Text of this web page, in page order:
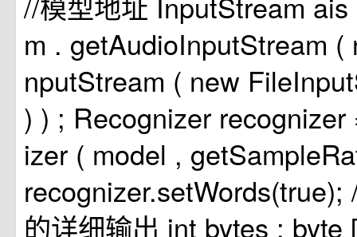
m . getAudioInputStream (
nputStream ( new
) ) ; Recognizer recognizer
izer ( model ,
recognizer.setWords(true);
的详细输出 int bytes ; byte